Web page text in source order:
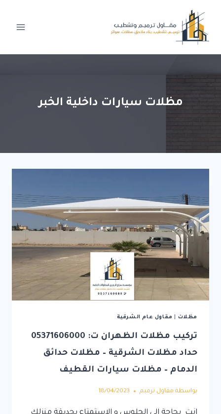
المحتوى
مظلات سيارات داخلية الخبر
مظلات مقاول عام الشرقية
تركيب مظلات الظهران ت: 05371606000
حداد مظلات الشرقية – مظلات حدائق
الدمام – مظلات سيارات القطيف
بواسطة مقاول ترميم 18/04/2023